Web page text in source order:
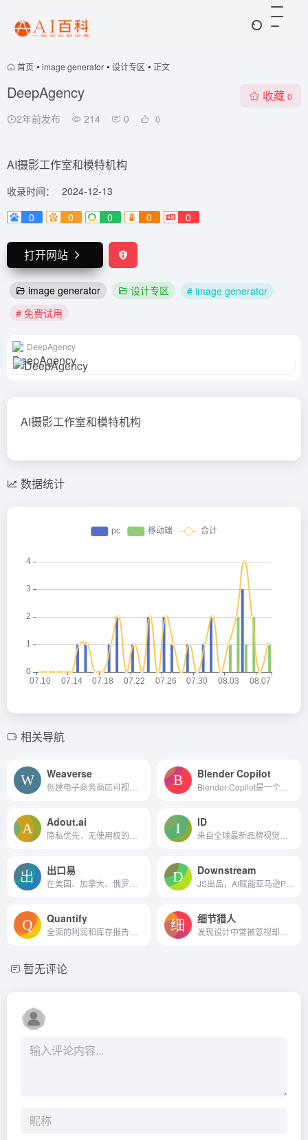
首页 • image generator • 设计专区 • 正文
DeepAgency
2年前发布 214 0 0
收藏 0
AI摄影工作室和模特机构
收录时间：
2024-12-13
0
0 0 0 0
打开网站
image generator 设计专区
# image generator
# 免费试用
DeepAgency
AI摄影工作室和模特机构
数据统计
相关导航
Weaverse Blender Copilot
Adout.ai ID
出口易 Downstream
Quantify 细节猎人
暂无评论